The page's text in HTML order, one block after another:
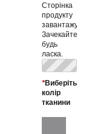
Сторінка
продукту
Зачекайте,
будь
ласка.
*Виберіть
колір
тканини